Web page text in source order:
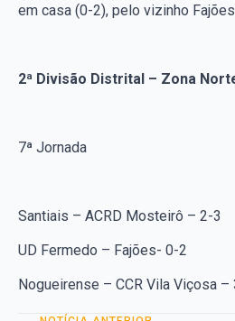
em casa (0-2), pelo vizinho
2ª Divisão Distrital – Zona
7ª Jornada
Santiais – ACRD Mosteirô – 2-3
UD Fermedo – Fajões- 0-2
Nogueirense – CCR Vila Viçosa –